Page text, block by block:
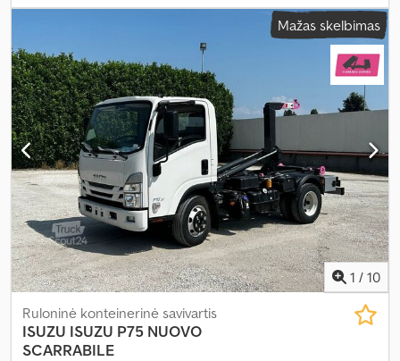
33, stovėjimo vietų skaičius:6, pavaros tipas:mechaninis, ašių
, stabdžiai:retarderis,
padangos dydis:
, bendras ilgis:
, bendras
plotis:2 320 mm, bendras aukštis:
autonominis šildytuvas, oro kondicionavimas, trauki kontrolė,
Mažas skelbimas
1 / 10
Ruloninė konteinerinė savivartis
ISUZU ISUZU P75 NUOVO
SCARRABILE